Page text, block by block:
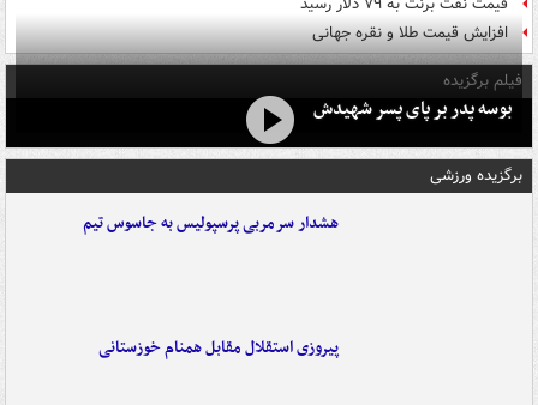
افزایش قیمت طلا و نقره جهانی
فیلم برگزیده
بوسه‌ پدر بر پای پسر شهیدش
برگزیده ورزشی
هشدار سرمربی پرسپولیس به جاسوس تیم
پیروزی استقلال مقابل همنام خوزستانی